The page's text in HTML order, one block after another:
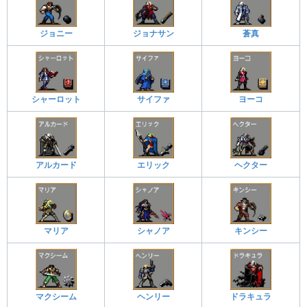
ジョニー ジョナサン 蒼真
シャーロット サイファ ヨーコ
アルカード エリック ヘクター
マリア シャノア キンシー
マクシーム ヘンリー ドラキュラ